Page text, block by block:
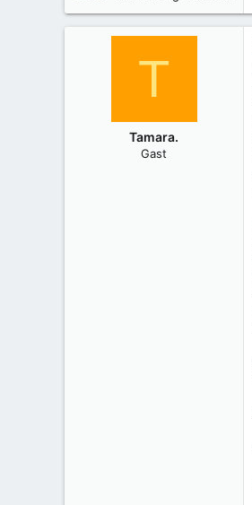
T
Tamara.
Gast